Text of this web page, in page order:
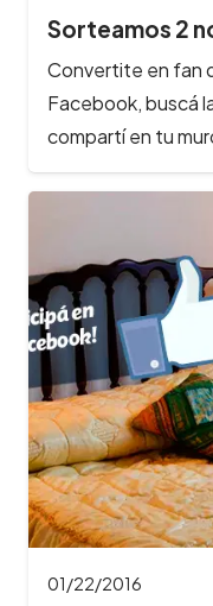
Sorteamos 2
Convertite en fan
Facebook, buscá
compartí en tu
01/22/2016